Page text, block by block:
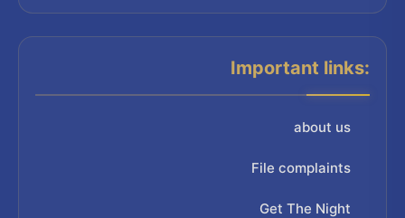
Important links:
about us
File complaints
Get The Night